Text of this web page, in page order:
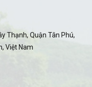
Thạnh, Quận Tân Phú,
Việt Nam